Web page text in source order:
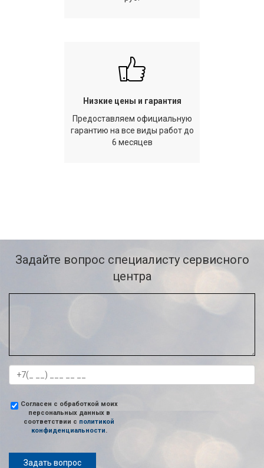
Низкие цены и гарантия
Предоставляем официальную
гарантию на все виды работ до
6 месяцев
Задайте вопрос специалисту сервисного
центра
Согласен с обработкой моих
персональных данных в
соответствии с политикой
конфиденциальности.
Задать вопрос